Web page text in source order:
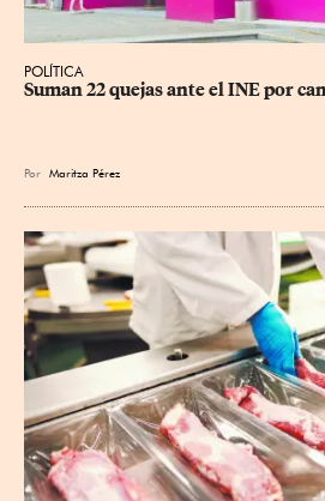
POLÍTICA
Suman 22 quejas ante el INE por
Por Maritza Pérez